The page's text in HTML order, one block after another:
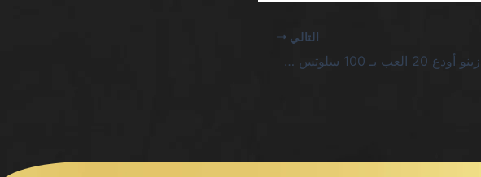
التالي
كازينو أودع 20 العب بـ 100 سلوتس SA: صدمة ترويجية للمتعصّبين